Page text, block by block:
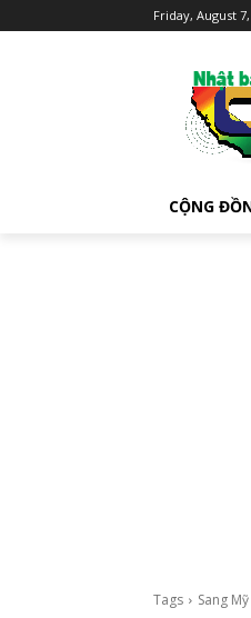
Friday, August
CỘNG
Tags Sang